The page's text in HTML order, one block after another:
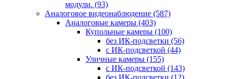
модули. (93)
Аналоговое видеонаблюдение (587)
Аналоговые камеры (403)
Купольные камеры (100)
без ИК-подсветки (56)
с ИК-подсветкой (44)
Уличные камеры (155)
с ИК-подсветкой (143)
без ИК-подсветки (12)